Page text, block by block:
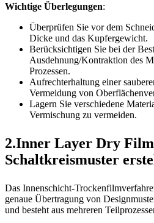
Wichtige Überlegungen:
Überprüfen Sie vor dem
Dicke und das Kupfergewicht.
Berücksichtigen Sie bei der
Ausdehnung/Kontraktion des
Prozessen.
Aufrechterhaltung einer
Vermeidung von
Lagern Sie verschiedene
Vermischung zu vermeiden.
2.Inner Layer Dry
Schaltkreismuster
Das Innenschicht-
genaue Übertragung von
und besteht aus mehreren